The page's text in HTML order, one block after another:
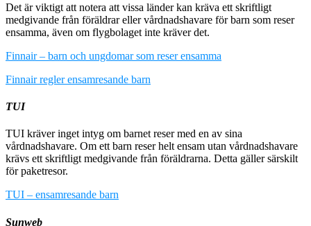
Det är viktigt att notera att vissa länder kan kräva ett skriftligt
medgivande från föräldrar eller vårdnadshavare för barn som reser
ensamma, även om flygbolaget inte kräver det.
Finnair – barn och ungdomar som reser ensamma
Finnair regler ensamresande barn
TUI
TUI kräver inget intyg om barnet reser med en av sina
vårdnadshavare. Om ett barn reser helt ensam utan vårdnadshavare
krävs ett skriftligt medgivande från föräldrarna. Detta gäller särskilt
för paketresor.
TUI – ensamresande barn
Sunweb